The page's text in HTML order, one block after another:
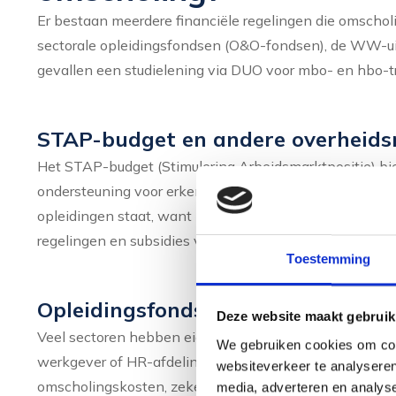
Toestemming
Deze website maakt
We gebruiken cookies om
websiteverkeer te
media, adverteren en
Er bestaan meerdere financiële regelingen die
sectorale opleidingsfondsen (O&O-fondsen), de
gevallen een studielening via DUO voor mbo- en hbo-
STAP-budget en andere
Het STAP-budget (Stimulering Arbeidsmarktpositie)
ondersteuning voor erkende opleidingen. Controleer
opleidingen staat, want niet elk programma komt in
regelingen en subsidies vanuit het UWV voor mensen
Opleidingsfondsen via je
Veel sectoren hebben eigen opleidingsfondsen die
werkgever of HR-afdeling na welke mogelijkheden er
omscholingskosten, zeker als de nieuwe richting